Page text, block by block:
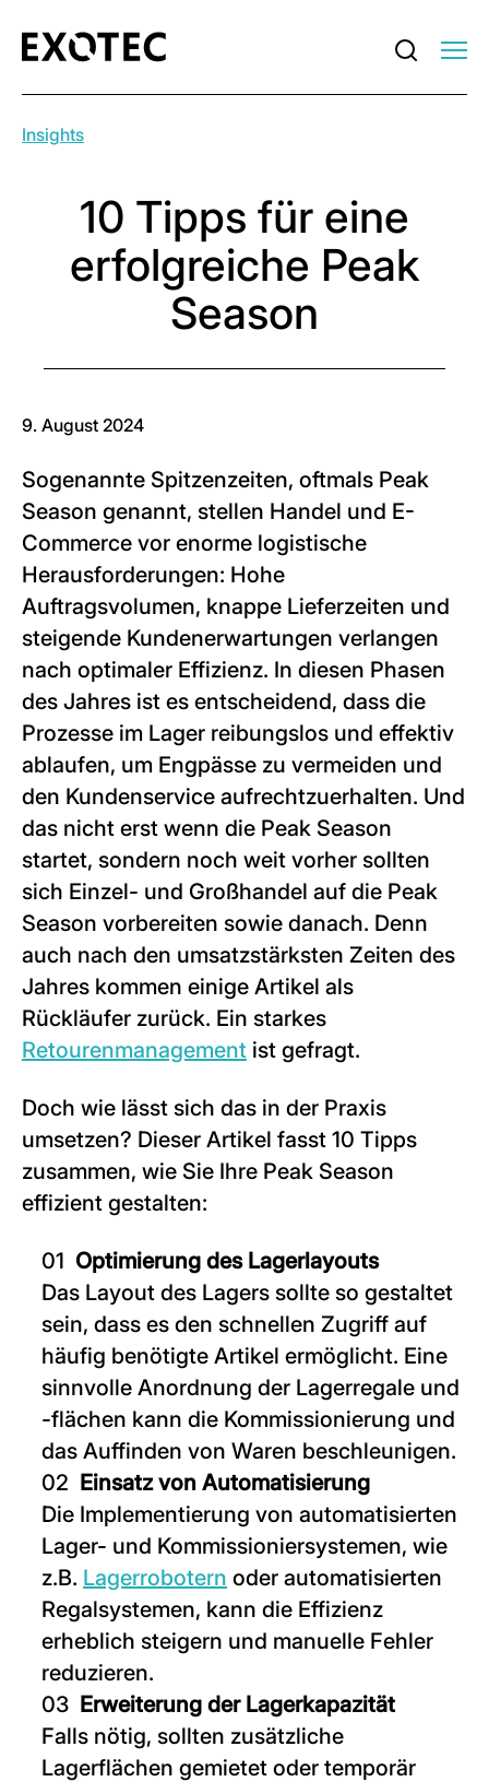
Insights
10 Tipps für eine
erfolgreiche Peak
Season
9. August 2024
Sogenannte Spitzenzeiten, oftmals Peak
Season genannt, stellen Handel und E-
Commerce vor enorme logistische
Herausforderungen: Hohe
Auftragsvolumen, knappe Lieferzeiten und
steigende Kundenerwartungen verlangen
nach optimaler Effizienz. In diesen Phasen
des Jahres ist es entscheidend, dass die
Prozesse im Lager reibungslos und effektiv
ablaufen, um Engpässe zu vermeiden und
den Kundenservice aufrechtzuerhalten. Und
das nicht erst wenn die Peak Season
startet, sondern noch weit vorher sollten
sich Einzel- und Großhandel auf die Peak
Season vorbereiten sowie danach. Denn
auch nach den umsatzstärksten Zeiten des
Jahres kommen einige Artikel als
Rückläufer zurück. Ein starkes
Retourenmanagement ist gefragt.
Doch wie lässt sich das in der Praxis
umsetzen? Dieser Artikel fasst 10 Tipps
zusammen, wie Sie Ihre Peak Season
effizient gestalten:
Optimierung des Lagerlayouts
Das Layout des Lagers sollte so gestaltet
sein, dass es den schnellen Zugriff auf
häufig benötigte Artikel ermöglicht. Eine
sinnvolle Anordnung der Lagerregale und
-flächen kann die Kommissionierung und
das Auffinden von Waren beschleunigen.
Einsatz von Automatisierung
Die Implementierung von automatisierten
Lager- und Kommissioniersystemen, wie
z.B. Lagerrobotern oder automatisierten
Regalsystemen, kann die Effizienz
erheblich steigern und manuelle Fehler
reduzieren.
Erweiterung der Lagerkapazität
Falls nötig, sollten zusätzliche
Lagerflächen gemietet oder temporär